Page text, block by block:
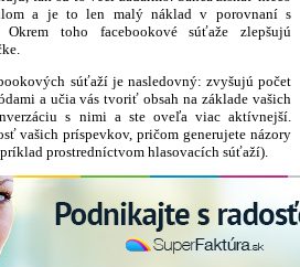
a je to len malý náklad v porovnaní s
toho facebookové súťaže zlepšujú
súťaží je nasledovný: zvyšujú počet
a učia vás tvoriť obsah na základe vašich
s nimi a ste oveľa viac aktívnejší.
vašich príspevkov, pričom generujete názory
prostredníctvom hlasovacích súťaží).